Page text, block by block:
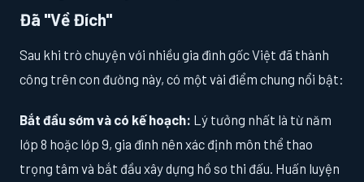
Đã "Về Đích"
Sau khi trò chuyện với nhiều gia đình gốc Việt đã thành
công trên con đường này, có một vài điểm chung nổi bật:
Bắt đầu sớm và có kế hoạch: Lý tưởng nhất là từ năm
lớp 8 hoặc lớp 9, gia đình nên xác định môn thể thao
trọng tâm và bắt đầu xây dựng hồ sơ thi đấu. Huấn luyện